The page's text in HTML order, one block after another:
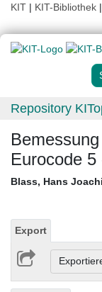
KIT | KIT-Bibliothek |
Repository
Eurocode
Blass, Hans
Export